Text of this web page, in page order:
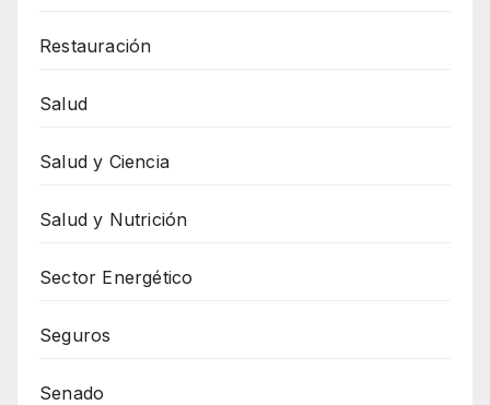
Restauración
Salud
Salud y Ciencia
Salud y Nutrición
Sector Energético
Seguros
Senado